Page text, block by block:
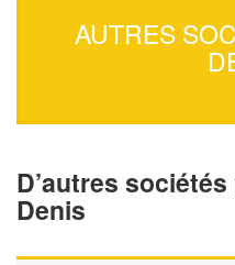
AUTRES
D’autres
Denis